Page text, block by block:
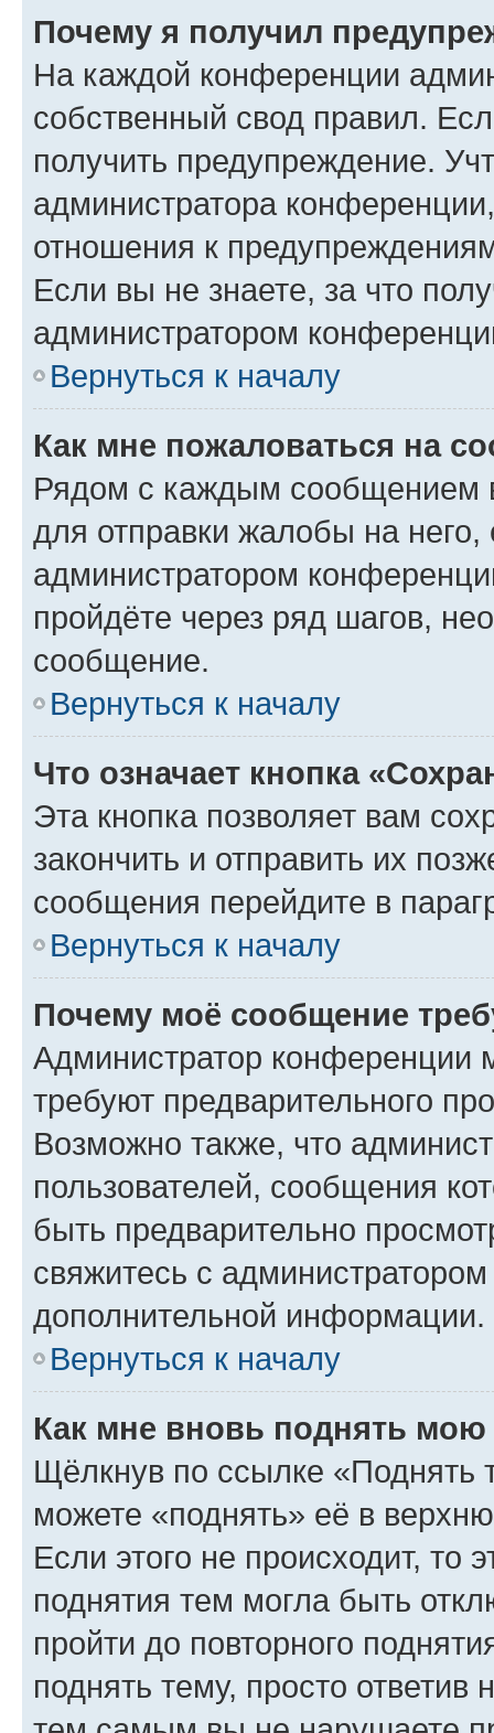
Почему я получил
На каждой конференции
собственный свод правил.
получить предупреждение.
администратора
отношения к
Если вы не знаете, за что
администратором
Вернуться к началу
Как мне пожаловаться на
Рядом с каждым сообщением
для отправки жалобы на
администратором
пройдёте через ряд шагов,
сообщение.
Вернуться к началу
Что означает кнопка
Эта кнопка позволяет вам
закончить и отправить их
сообщения перейдите в
Вернуться к началу
Почему моё сообщение
Администратор конференции
требуют предварительного
Возможно также, что
пользователей, сообщения
быть предварительно
свяжитесь с
дополнительной информации.
Вернуться к началу
Как мне вновь поднять мою
Щёлкнув по ссылке «Поднять
можете «поднять» её в
Если этого не происходит, то
поднятия тем могла быть
пройти до повторного
поднять тему, просто ответив